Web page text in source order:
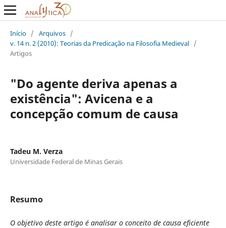
Início / Arquivos /
v. 14 n. 2 (2010): Teorias da Predicação na Filosofia Medieval /
Artigos
"Do agente deriva apenas a
existência": Avicena e a
concepção comum de causa
Tadeu M. Verza
Universidade Federal de Minas Gerais
Resumo
O objetivo deste artigo é analisar o conceito de causa eficiente